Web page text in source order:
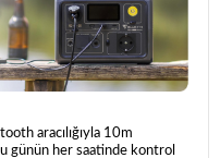
aracılığıyla 10m
günün her saatinde kontrol